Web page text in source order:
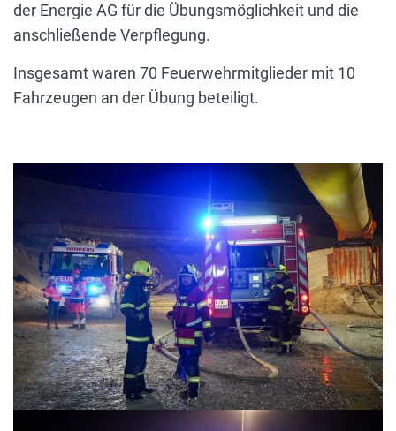
der Energie AG für die Übungsmöglichkeit und die
anschließende Verpflegung.
Insgesamt waren 70 Feuerwehrmitglieder mit 10
Fahrzeugen an der Übung beteiligt.